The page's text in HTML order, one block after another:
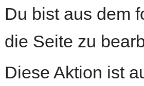
Navigation
Suche
Du bist aus dem
die Seite zu
Diese Aktion ist